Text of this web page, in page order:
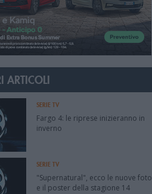
ARTICOLI
SERIE TV
Fargo 4: le riprese inizieranno in
inverno
SERIE TV
"Supernatural", ecco le nuove foto
e il poster della stagione 14